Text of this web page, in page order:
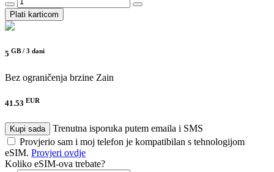
Plati karticom
5 GB / 3 dani
Bez ograničenja brzine Zain
41.53 EUR
Kupi sada
Trenutna isporuka putem emaila i SMS
Provjerio sam i moj telefon je kompatibilan s tehnologijom
eSIM. Provjeri ovdje
Koliko eSIM-ova trebate?